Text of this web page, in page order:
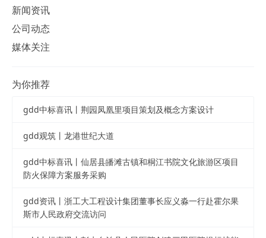
新闻资讯
公司动态
媒体关注
为你推荐
gdd中标喜讯丨荆园凤凰里项目策划及概念方案设计
gdd观筑丨龙港世纪大道
gdd中标喜讯丨仙居县皤滩古镇和桐江书院文化旅游区项目
防火保障方案服务采购
gdd资讯丨浙工大工程设计集团董事长应义淼一行赴霍尔果
斯市人民政府交流访问